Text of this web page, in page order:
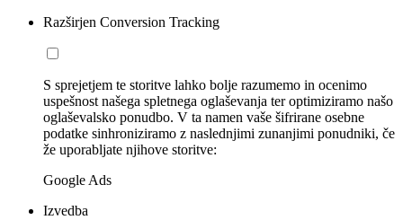
Razširjen Conversion Tracking
S sprejetjem te storitve lahko bolje razumemo in ocenimo
uspešnost našega spletnega oglaševanja ter optimiziramo našo
oglaševalsko ponudbo. V ta namen vaše šifrirane osebne
podatke sinhroniziramo z naslednjimi zunanjimi ponudniki, če
že uporabljate njihove storitve:
Google Ads
Izvedba